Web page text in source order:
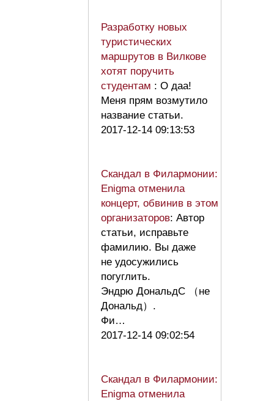
Разработку новых
туристических
маршрутов в Вилкове
хотят поручить
студентам : О даа!
Меня прям возмутило
название статьи.
2017-12-14 09:13:53
Скандал в Филармонии:
Enigma отменила
концерт, обвинив в этом
организаторов: Автор
статьи, исправьте
фамилию. Вы даже
не удосужились
погуглить.
Эндрю ДональдС （не
Дональд）.
Фи…
2017-12-14 09:02:54
Скандал в Филармонии:
Enigma отменила